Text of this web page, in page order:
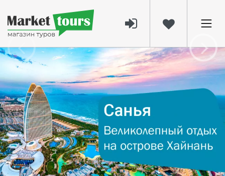
2459 04 дек 2024
Отдых в Санья, Хайнань: Тропический
рай с великолепными пляжами
Открываем для себя отдых в Санья,
Хайнань – тропический рай для
путешественников